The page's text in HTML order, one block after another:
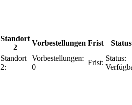
Standort
2
Vorbestellungen Frist
Status
Standort
2:
Vorbestellungen:
0
Frist:
Status: